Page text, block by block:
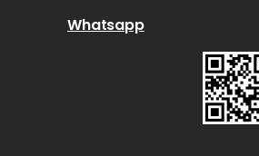
Whatsapp